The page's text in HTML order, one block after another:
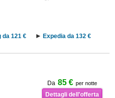
da 121 €
Expedia da 132 €
Da 85 € per notte
Dettagli dell'offerta